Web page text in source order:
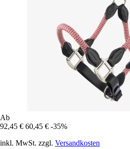
Ab
92,45 € 60,45 € -35%
inkl. MwSt. zzgl. Versandkosten